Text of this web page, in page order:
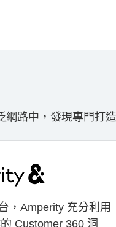
路中，發現專門打
，Amperity 充分利用
Customer 360 洞